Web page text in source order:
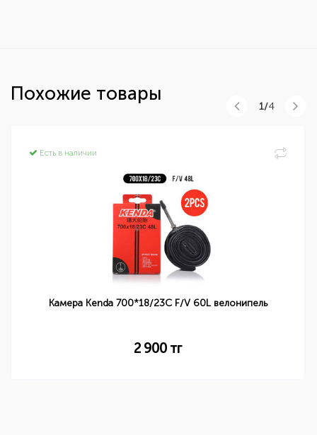
Похожие товары
Есть в наличии
Камера Kenda 700*18/23C F/V 60L велонипель
2 900 тг
1/4